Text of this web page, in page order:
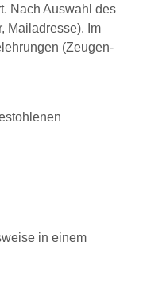
Nach Auswahl des
Mailadresse). Im
(Zeugen-
in einem